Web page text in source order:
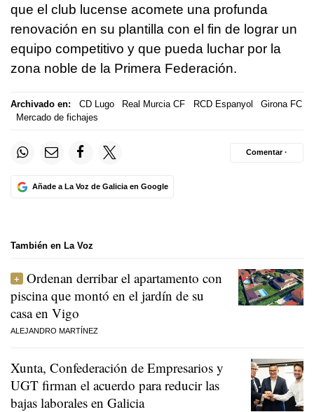
que el club lucense acomete una profunda
renovación en su plantilla con el fin de lograr un
equipo competitivo y que pueda luchar por la
zona noble de la Primera Federación.
Archivado en: CD Lugo Real Murcia CF RCD Espanyol
Girona FC
Mercado de fichajes
Añade a La Voz de Galicia en Google
Comentar ·
También en La Voz
Ordenan derribar el apartamento con
piscina que montó en el jardín de su
casa en Vigo
ALEJANDRO MARTÍNEZ
Xunta, Confederación de Empresarios y
UGT firman el acuerdo para reducir las
bajas laborales en Galicia